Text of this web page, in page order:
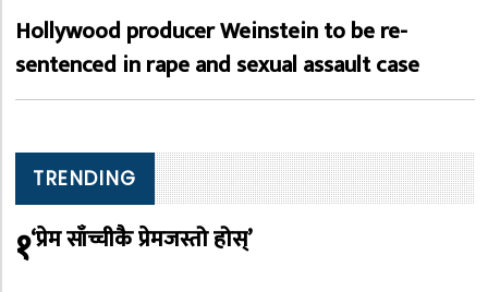
Hollywood producer Weinstein to be re-
sentenced in rape and sexual assault case
TRENDING
१‘प्रेम साँच्चीकै प्रेमजस्तो होस्’